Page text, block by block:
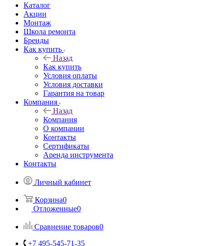
Каталог
Акции
Монтаж
Школа ремонта
Бренды
Как купить
Назад
Как купить
Условия оплаты
Условия доставки
Гарантия на товар
Компания
Назад
Компания
О компании
Контакты
Сертификаты
Аренда инструмента
Контакты
Личный кабинет
Корзина0
Отложенные0
Сравнение товаров0
+7 495-545-71-35